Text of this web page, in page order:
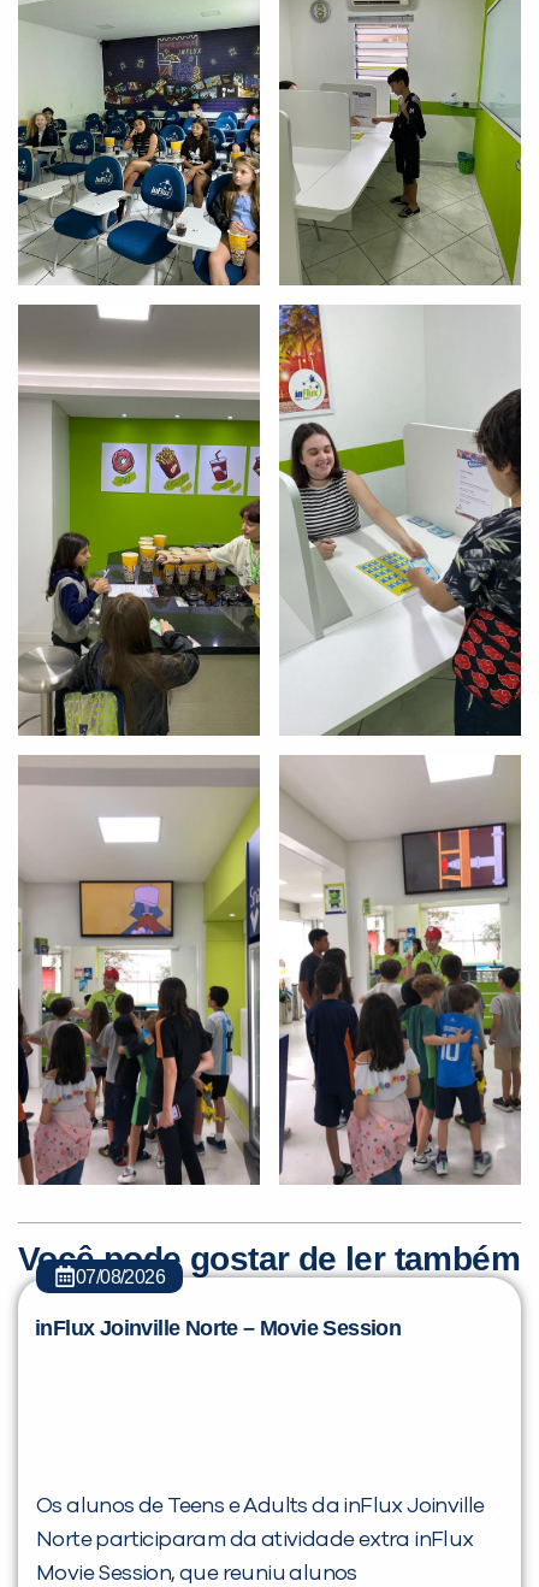
Você pode gostar de ler também
07/08/2026
inFlux Joinville Norte – Movie Session
Os alunos de Teens e Adults da inFlux Joinville
Norte participaram da atividade extra inFlux
Movie Session, que reuniu alunos
Você é aluno inFlux?
Sim Não
VOLTAR